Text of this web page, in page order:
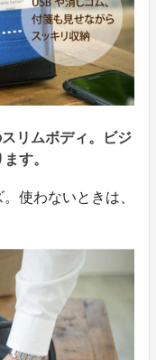
リムボディ。ビジ
す。
使わないときは、